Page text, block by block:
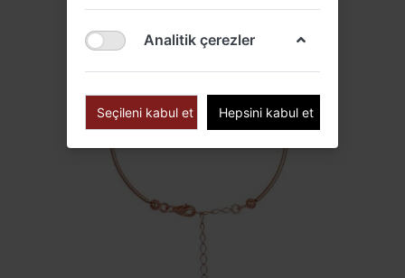
Analitik çerezler
Seçileni kabul et Hepsini kabul et